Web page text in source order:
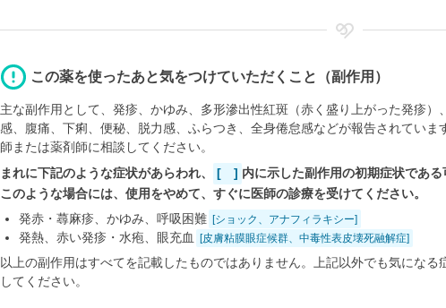
この薬を使ったあと気をつけていただくこと（副作用）
主な副作用として、発疹、かゆみ、多形滲出性紅斑（赤く盛り上がった発疹
感、腹痛、下痢、便秘、脱力感、ふらつき、全身倦怠感などが報告されてい
師または薬剤師に相談してください。
まれに下記のような症状があらわれ、
[ ] 内に示した副作用の初期症状である
このような場合には、使用をやめて、すぐに医師の診療を受けてください。
発赤・蕁麻疹、かゆみ、呼吸困難 [ショック、アナフィラキシー]
発熱、赤い発疹・水疱、眼充血 [皮膚粘膜眼症候群、中毒性表皮壊死融解症]
以上の副作用はすべてを記載したものではありません。上記以外でも気にな
してください。